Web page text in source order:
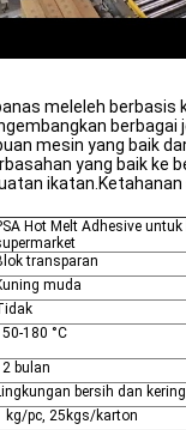
meleleh
berbagai
mesin yang baik
yang baik ke
ikatan.Ketahanan
Hot Melt Adhesive
transparan
muda
180 °C
bulan
bersih dan kering
kg/pc, 25kgs/karton